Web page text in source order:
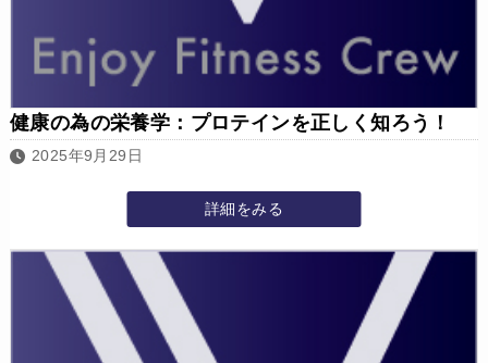
​健康の為の栄養学：プロテインを正しく知ろう！
2025年9月29日
詳細をみる